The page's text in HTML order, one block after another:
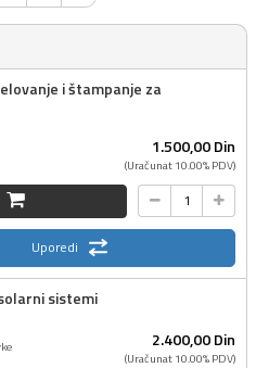
i štampanje za
1.500,00Din
(Uračunat 10.00% PDV)
Uporedi
sistemi
2.400,00Din
(Uračunat 10.00% PDV)